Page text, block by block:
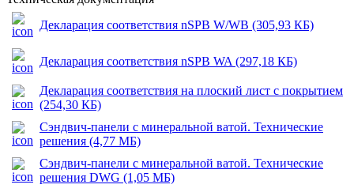
Декларация соответствия nSPB W/WB (305,93 КБ)
Декларация соответствия nSPB WA (297,18 КБ)
Декларация соответствия на плоский лист с покрытием
(254,30 КБ)
Сэндвич-панели с минеральной ватой. Технические
решения (4,77 МБ)
Сэндвич-панели с минеральной ватой. Технические
решения DWG (1,05 МБ)